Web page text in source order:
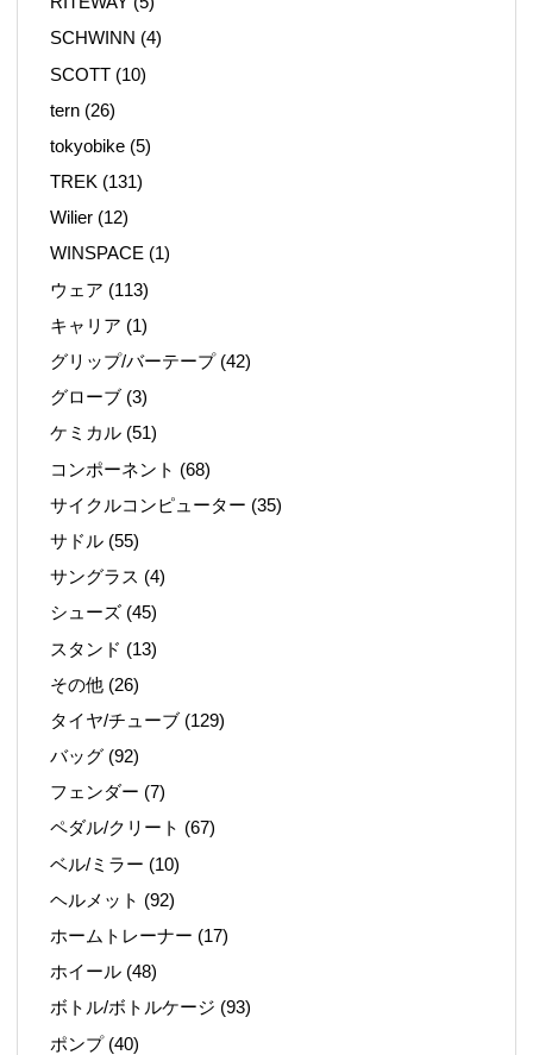
SCHWINN (4)
SCOTT (10)
tern (26)
tokyobike (5)
TREK (131)
Wilier (12)
WINSPACE (1)
ウェア (113)
キャリア (1)
グリップ/バーテープ(42)
グローブ (3)
ケミカル (51)
コンポーネント (68)
サイクルコンピューター (35)
サドル (55)
サングラス (4)
シューズ (45)
スタンド (13)
その他 (26)
タイヤ/チューブ (129)
バッグ (92)
フェンダー (7)
ペダル/クリート (67)
ベル/ミラー (10)
ヘルメット (92)
ホームトレーナー (17)
ホイール (48)
ボトル/ボトルケージ (93)
ポンプ(40)